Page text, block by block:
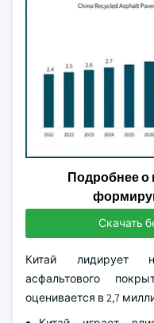
Подробнее о
Скачать
Китай лидирует
асфальтового
оценивается в 2,7